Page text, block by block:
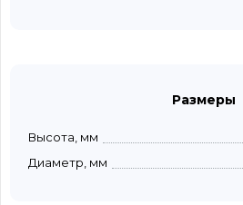
Размеры
Высота, мм
Диаметр, мм